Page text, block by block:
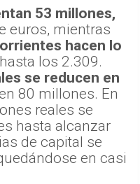
53 millones,
euros, mientras
hacen lo
los 2.309.
se reducen en
80 millones. En
reales se
hasta alcanzar
de capital se
en casi